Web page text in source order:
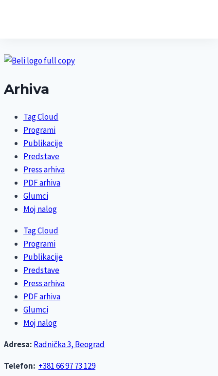
Arhiva
Tag Cloud
Programi
Publikacije
Predstave
Press arhiva
PDF arhiva
Glumci
Moj nalog
Tag Cloud
Programi
Publikacije
Predstave
Press arhiva
PDF arhiva
Glumci
Moj nalog
Adresa: Radnička 3, Beograd
Telefon: +381 66 97 73 129